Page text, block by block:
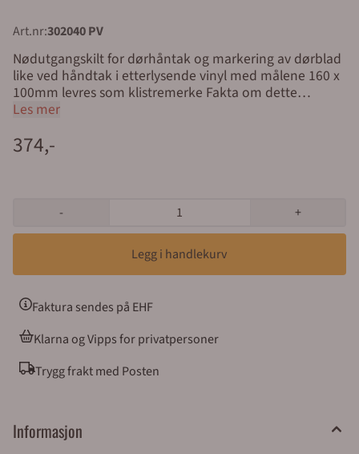
Art.nr:302040 PV
Nødutgangskilt for dørhåntak og markering av dørblad
like ved håndtak i etterlysende vinyl med målene 160 x
100mm levres som klistremerke Fakta om dette
nødutgang skiltet Type: Nødutgang skilt Størrelse: 160 x
Rømningsvei Montering: Selvklebende Dette skiltet
festes direkte på dørblad på en plan og rengjort
produkter i vår nettbutikk. Legg varene i handlekurven,
kontroller bestillingen. Gå videre til kassen. Alle med et
organisasjonsnummer (bedrifter, borettslag, kommuner
o.l) får tilsendt faktura med 30 dagers betalingsfrist på
EHF eller e-post. Privatpersoner sjekker ut av butikken
via Klarna eller Vipps. Forventet leveringstid fra oss er ca
1 uke. Haster det med leveringen kan vi sende med
bedriftspakke over natt, eller med budbil i Oslo,
Akershus og Østfold. Merkefabrikken holder til i Hølen i
Vestby kommune (ca 5 mil syd for Oslo). Våre
post@merkefabrikken.no
Les mer
374,-
- +
Faktura sendes på EHF
Klarna og Vipps for privatpersoner
Trygg frakt med Posten
Informasjon